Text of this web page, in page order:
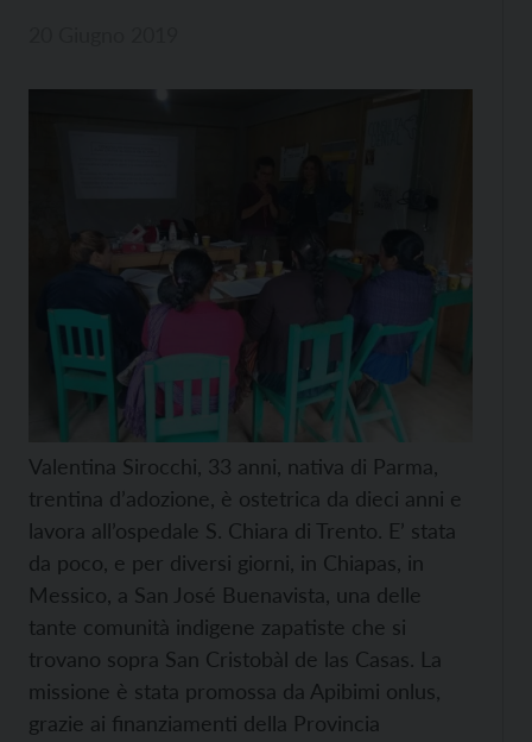
Valentina Sirocchi, 33 anni, nativa di Parma,
trentina d’adozione, è ostetrica da dieci anni e
lavora all’ospedale S. Chiara di Trento. E’ stata
da poco, e per diversi giorni, in Chiapas, in
Messico, a San José Buenavista, una delle
tante comunità indigene zapatiste che si
trovano sopra San Cristobàl de las Casas. La
missione è stata promossa da Apibimi onlus,
grazie ai finanziamenti della Provincia